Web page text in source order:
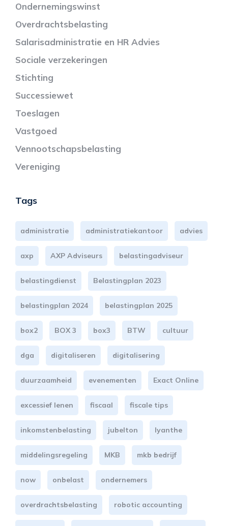
Ondernemingswinst
Overdrachtsbelasting
Salarisadministratie en HR Advies
Sociale verzekeringen
Stichting
Successiewet
Toeslagen
Vastgoed
Vennootschapsbelasting
Vereniging
Tags
administratie administratiekantoor advies
axp AXP Adviseurs belastingadviseur
belastingdienst Belastingplan 2023
belastingplan 2024 belastingplan 2025
box2 BOX 3 box3 BTW cultuur
dga digitaliseren digitalisering
duurzaamheid evenementen Exact Online
excessief lenen fiscaal fiscale tips
inkomstenbelasting jubelton lyanthe
middelingsregeling MKB mkb bedrijf
now onbelast ondernemers
overdrachtsbelasting robotic accounting